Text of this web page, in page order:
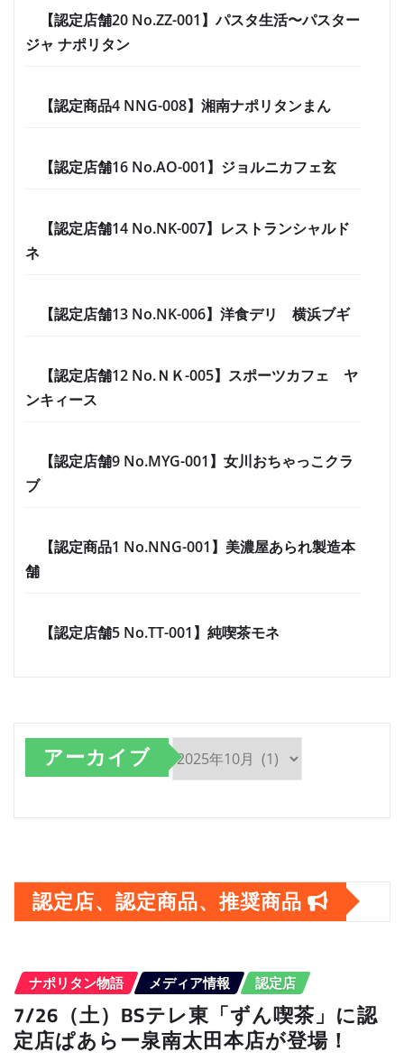
【認定店舗20 No.ZZ-001】パスタ生活〜パスター
ジャ ナポリタン
【認定商品4 NNG-008】湘南ナポリタンまん
【認定店舗16 No.AO-001】ジョルニカフェ玄
【認定店舗14 No.NK-007】レストランシャルド
ネ
【認定店舗13 No.NK-006】洋食デリ 横浜ブギ
【認定店舗12 No.ＮＫ-005】スポーツカフェ ヤ
ンキィース
【認定店舗9 No.MYG-001】女川おちゃっこクラ
ブ
【認定商品1 No.NNG-001】美濃屋あられ製造本
舗
【認定店舗5 No.TT-001】純喫茶モネ
アーカイブ
イ
ブ
認定店、認定商品、推奨商品
ナポリタン物語 メディア情報 認定店
7/26（土）BSテレ東「ずん喫茶」に認
定店ぱあらー泉南太田本店が登場！